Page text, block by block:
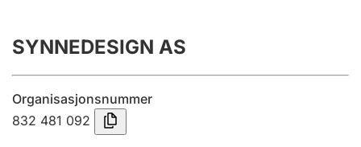
Innsending og forsinkelsesgebyr
Tinglysing
SYNNEDESIGN AS
Organisasjonsnummer
832 481 092